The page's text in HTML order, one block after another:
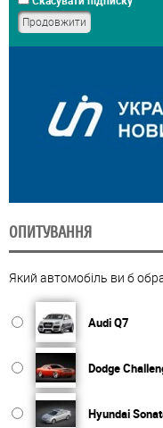
ОПИТУВАННЯ
Який автомобіль ви б
Audi Q7
Dodge
Hyundai